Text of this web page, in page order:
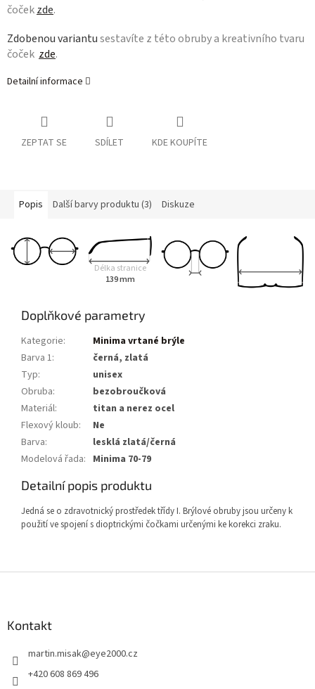
čočekzde.
Zdobenou variantusestavíte z této obruby a kreativního tvaru
čoček zde.
Detailní informace
ZEPTAT SE SDÍLET KDE KOUPÍTE
Popis Další barvy produktu (3) Diskuze
Délka stranice
139 mm
Doplňkové parametry
Kategorie:
Minima vrtané brýle
Barva 1:
černá, zlatá
Typ:
unisex
Obruba:
bezobroučková
Materiál:
titan a nerez ocel
Flexový kloub:
Ne
Barva:
lesklá zlatá/černá
Modelová řada: Minima 70-79
Detailní popis produktu
Jedná se o zdravotnický prostředek třídy I. Brýlové obruby jsou určeny k
použití ve spojení s dioptrickými čočkami určenými ke korekci zraku.
Kontakt
martin.misak@eye2000.cz
+420 608 869 496